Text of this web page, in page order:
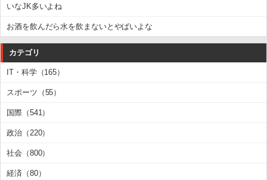
いなJK多いよね
お酒を飲んだら水を飲まないとやばいよな
カテゴリ
IT・科学（165）
スポーツ（55）
国際（541）
政治（220）
社会（800）
経済（80）